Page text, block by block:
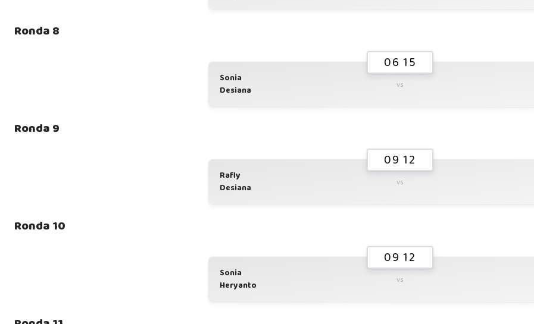
Ronda 8
06 15
Sonia
Desiana
vs
Ronda 9
09 12
Rafly
Desiana
vs
Ronda 10
09 12
Sonia
Heryanto
vs